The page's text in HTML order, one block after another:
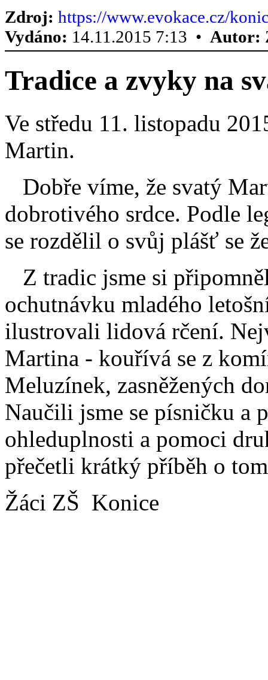
Zdroj: https://www.evokace.cz/
Vydáno: 14.11.2015 7:13 • Autor:
Tradice a zvyky na
Ve středu 11. listopadu
Martin.
Dobře víme, že svatý
dobrotivého srdce. Podle
se rozdělil o svůj plášť se
Z tradic jsme si
ochutnávku mladého
ilustrovali lidová rčení.
Martina - kouřívá se z
Meluzínek, zasněžených
Naučili jsme se písničku a
ohleduplnosti a pomoci
přečetli krátký příběh o
Žáci ZŠ Konice